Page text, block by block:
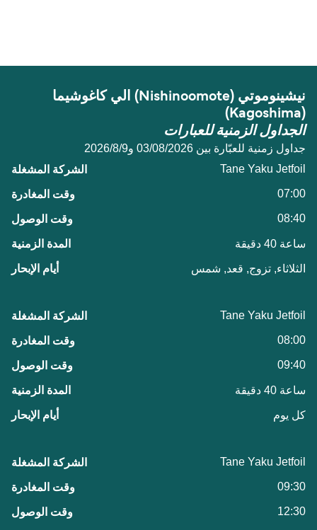
نيشينوموتي (Nishinoomote) الي كاغوشيما
(Kagoshima)
الجداول الزمنية للعبارات
جداول زمنية للعبّارة بين 03/08/2026 و9‏/8‏/2026
Tane Yaku Jetfoil
07:00
08:40
ساعة 40 دقيقة
الثلاثاء, تزوج, قعد, شمس
Tane Yaku Jetfoil
08:00
09:40
ساعة 40 دقيقة
كل يوم
Tane Yaku Jetfoil
09:30
12:30